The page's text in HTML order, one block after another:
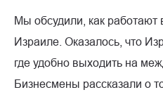
Мы обсудили, как
Израиле. Оказалось, что
где удобно выходить на
Бизнесмены рассказали о